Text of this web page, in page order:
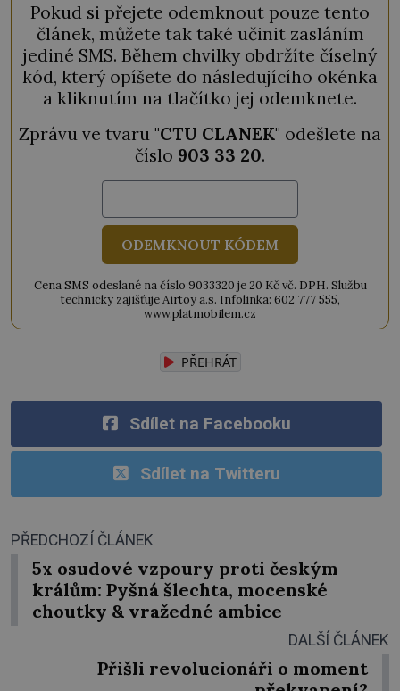
Pokud si přejete odemknout pouze tento
článek, můžete tak také učinit zasláním
jediné SMS. Během chvilky obdržíte číselný
kód, který opíšete do následujícího okénka
a kliknutím na tlačítko jej odemknete.
Zprávu ve tvaru "CTU CLANEK" odešlete na
číslo 903 33 20.
ODEMKNOUT KÓDEM
Cena SMS odeslané na číslo 9033320 je 20 Kč vč. DPH. Službu
technicky zajišťuje Airtoy a.s. Infolinka: 602 777 555,
www.platmobilem.cz
PŘEHRÁT
Sdílet na Facebooku
Sdílet na Twitteru
PŘEDCHOZÍ ČLÁNEK
5x osudové vzpoury proti českým
králům: Pyšná šlechta, mocenské
choutky & vražedné ambice
DALŠÍ ČLÁNEK
Přišli revolucionáři o moment